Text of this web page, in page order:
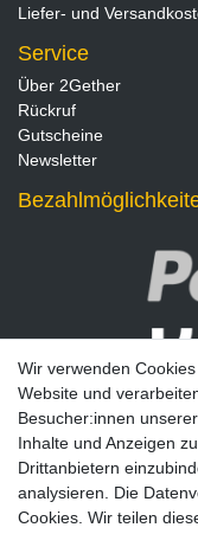
Liefer- und
Service
Über 2Gether
Rückruf
Gutscheine
Newsletter
Newsletter
Wir verwenden
Website und
Besucher:innen
Inhalte und Anzeigen
Drittanbietern
analysieren. Die
Cookies. Wir teilen